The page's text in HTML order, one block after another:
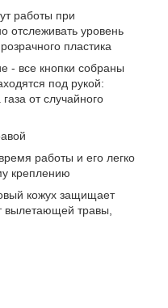
работы при
отслеживать уровень
пластика
- все кнопки собраны
под рукой:
от случайного
работы и его легко
креплению
кожух защищает
вылетающей травы,